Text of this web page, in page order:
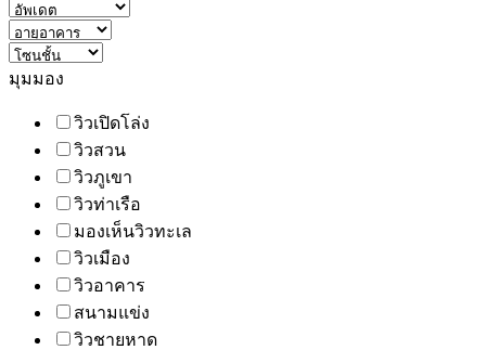
มุมมอง
วิวเปิดโล่ง
วิวสวน
วิวภูเขา
วิวท่าเรือ
มองเห็นวิวทะเล
วิวเมือง
วิวอาคาร
สนามแข่ง
วิวชายหาด